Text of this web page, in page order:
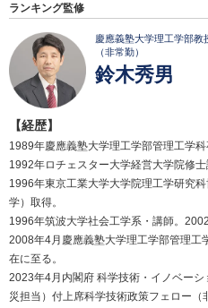
ランキング監修
慶應義塾大学理工学部教
（非常勤）
鈴木秀男
【経歴】
1989年慶應義塾大学理工学部管理工学科
1992年ロチェスター大学経営大学院修士
1996年東京工業大学大学院理工学研究
学）取得。
1996年筑波大学社会工学系・講師。
2008年4月慶應義塾大学理工学部管理工
在に至る。
2023年4月内閣府 科学技術・イノベー
災担当）付上席科学技術政策フェロー（